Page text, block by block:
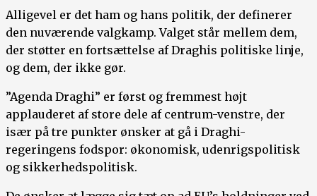
Alligevel er det ham og hans politik, der definerer
den nuværende valgkamp. Valget står mellem dem,
der støtter en fortsættelse af Draghis politiske linje,
og dem, der ikke gør.
”Agenda Draghi” er først og fremmest højt
applauderet af store dele af centrum-venstre, der
især på tre punkter ønsker at gå i Draghi-
regeringens fodspor: økonomisk, udenrigspolitisk
og sikkerhedspolitisk.